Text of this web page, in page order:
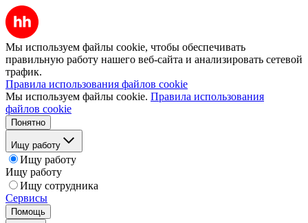
Мы используем файлы cookie, чтобы обеспечивать
правильную работу нашего веб-сайта и анализировать сетевой
трафик.
Правила использования файлов cookie
Мы используем файлы cookie. Правила использования
файлов cookie
Понятно
Ищу работу
Ищу работу
Ищу работу
Ищу сотрудника
Сервисы
Помощь